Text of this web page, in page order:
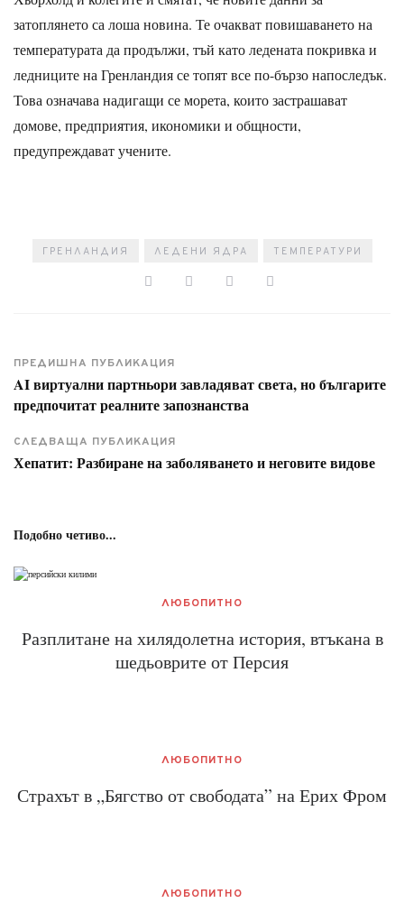
затоплянето са лоша новина. Те очакват повишаването на
температурата да продължи, тъй като ледената покривка и
ледниците на Гренландия се топят все по-бързо напоследък.
Това означава надигащи се морета, които застрашават
домове, предприятия, икономики и общности,
предупреждават учените.
ГРЕНЛАНДИЯ ЛЕДЕНИ ЯДРА ТЕМПЕРАТУРИ
ПРЕДИШНА ПУБЛИКАЦИЯ
AI виртуални партньори завладяват света, но българите
предпочитат реалните запознанства
СЛЕДВАЩА ПУБЛИКАЦИЯ
Хепатит: Разбиране на заболяването и неговите видове
Подобно четиво...
ЛЮБОПИТНО
Разплитане на хилядолетна история, втъкана в
шедьоврите от Персия
ЛЮБОПИТНО
Страхът в „Бягство от свободата” на Ерих Фром
ЛЮБОПИТНО